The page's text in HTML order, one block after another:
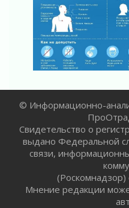
районе Ленобласти
02 августа 2026
Жителям
действовать при
02 августа 2026
граждан
02 августа 2026
Готовность №1
02 августа 2026
Километровые
отправили на
Ленобласть
© Информационно-
Свидетельство о
выдано Федеральной
связи,
(Роскомнадзор)
Мнение редакции